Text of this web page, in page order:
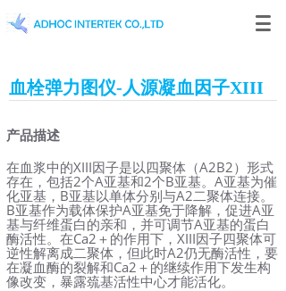
血栓弹力图仪-人源凝血因子XIII
产品描述
在血浆中的XIII因子是以四聚体（A2B2）形式
存在，包括2个A亚基和2个B亚基。A亚基为催
化亚基，B亚基以单体分别与A2二聚体连接。
B亚基作为载体保护A亚基免于降解，促进A亚
基与纤维蛋白的亲和，并可调节A亚基的蛋白
酶活性。在Ca2＋的作用下，XIII因子四聚体可
逆性解离成二聚体，但此时A2仍无酶活性，要
在凝血酶的裂解和Ca2＋的继续作用下发生构
像改变，暴露巯基活性中心才能活化。